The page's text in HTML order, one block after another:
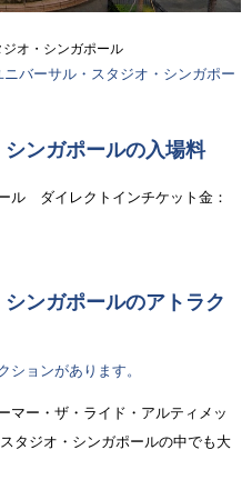
オ・シンガポール
バーサル・スタジオ・シンガポー
ンガポールの入場料
ル ダイレクトインチケット金：
ンガポールのアトラク
ションがあります。
マー・ザ・ライド・アルティメッ
タジオ・シンガポールの中でも大